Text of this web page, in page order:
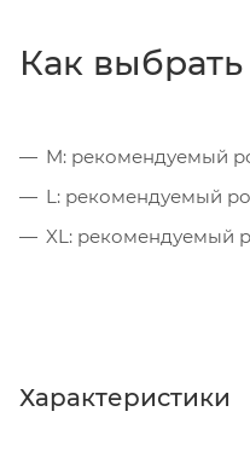
Как
M: рекомендуемый
L: рекомендуемый
XL: рекомендуемый
Характеристики